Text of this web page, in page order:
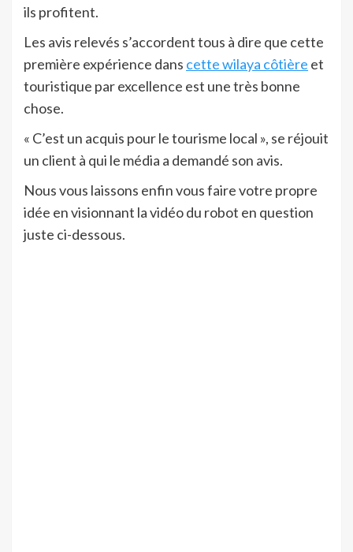
ils profitent.
Les avis relevés s’accordent tous à dire que cette
première expérience dans cette wilaya côtière et
touristique par excellence est une très bonne
chose.
« C’est un acquis pour le tourisme local », se réjouit
un client à qui le média a demandé son avis.
Nous vous laissons enfin vous faire votre propre
idée en visionnant la vidéo du robot en question
juste ci-dessous.